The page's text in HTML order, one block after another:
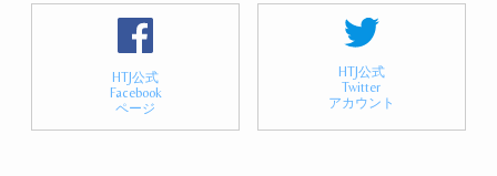
HTJ公式
Facebook
ページ
HTJ公式
Twitter
アカウント